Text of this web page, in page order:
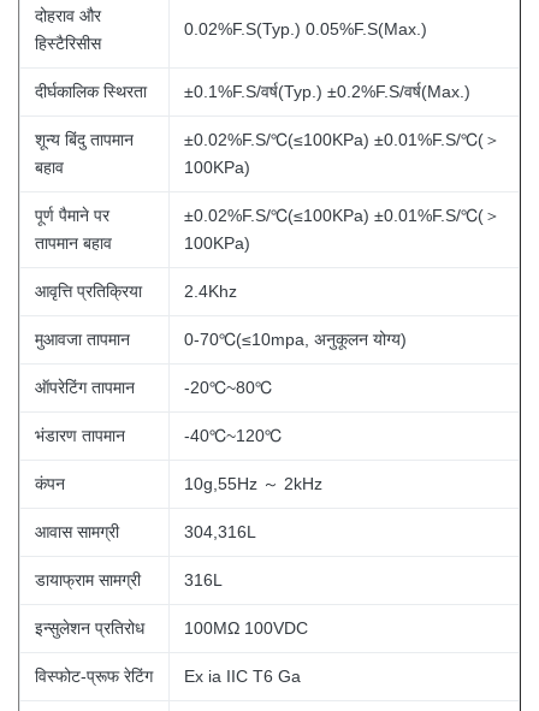
दोहराव और
हिस्टैरिसीस
0.02%F.S(Typ.) 0.05%F.S(Max.)
दीर्घकालिक स्थिरता ±0.1%F.S/वर्ष(Typ.) ±0.2%F.S/वर्ष(Max.)
शून्य बिंदु तापमान
बहाव
±0.02%F.S/℃(≤100KPa) ±0.01%F.S/℃(＞
100KPa)
पूर्ण पैमाने पर
तापमान बहाव
±0.02%F.S/℃(≤100KPa) ±0.01%F.S/℃(＞
100KPa)
आवृत्ति प्रतिक्रिया 2.4Khz
मुआवजा तापमान 0-70℃(≤10mpa, अनुकूलन योग्य)
ऑपरेटिंग तापमान -20℃~80℃
भंडारण तापमान -40℃~120℃
कंपन 10g,55Hz ～ 2kHz
आवास सामग्री 304,316L
डायाफ्राम सामग्री 316L
इन्सुलेशन प्रतिरोध 100MΩ 100VDC
विस्फोट-प्रूफ रेटिंग Ex ia IIC T6 Ga